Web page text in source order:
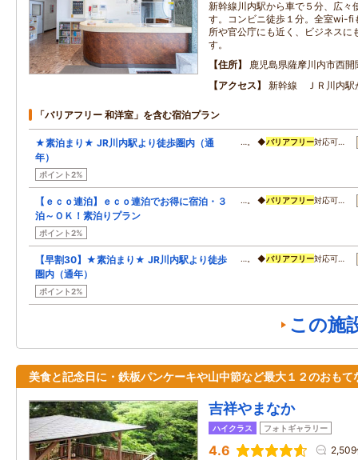
新幹線川内駅から車で５分、広々
す。コンビニ徒歩１分。全室wi-fi
所や官公庁にも近く、ビジネスに
す。
住所
鹿児島県薩摩川内市西
アクセス
新幹線 ＪＲ川内駅
「バリアフリー 和洋室」を含む宿泊プラン
★素泊まり★ JR川内駅より徒歩圏内（通
年）
ポイント2%
…。 ◆バリアフリー対応可…
【ｅｃｏ連泊】ｅｃｏ連泊でお得に宿泊・３
泊～ＯＫ！素泊りプラン
ポイント2%
…。 ◆バリアフリー対応可…
【早割30】★素泊まり★ JR川内駅より徒歩
圏内（通年）
ポイント2%
…。 ◆バリアフリー対応可…
この施
美食と記念日に・鉄板パンケーキや山中節など最大１２のおもて
吉祥やまなか
ハイクラス フォトギャラリー
4.6